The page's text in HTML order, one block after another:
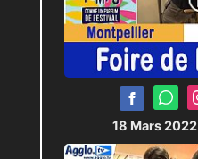
18 Mars 2022